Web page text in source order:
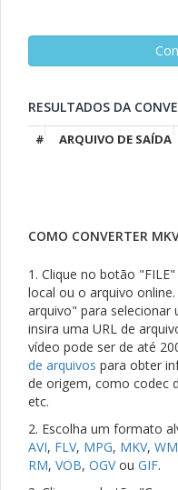
RESULTADOS DA
# ARQUIVO DE SAÍDA
COMO CONVERTER
1. Clique no botão
local ou o arquivo
arquivo" para
insira uma URL de
vídeo pode ser de até
de arquivos para obter
de origem, como codec
etc.
2. Escolha um formato
AVI, FLV, MPG, MKV,
RM, VOB, OGVou GIF.